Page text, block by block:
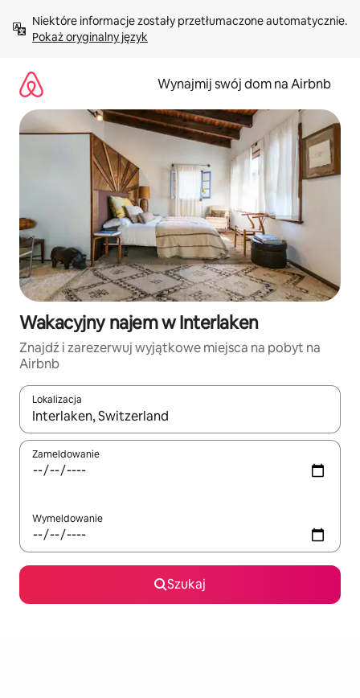
treści Pokaż oryginalny język
Wynajmij swój dom na Airbnb
Wakacyjny najem w Interlaken
Znajdź i zarezerwuj wyjątkowe miejsca na pobyt na
Airbnb
Lokalizacja
Gdy wyniki będą dostępne, możesz poruszać się po nich za
Zameldowanie
Wymeldowanie
Szukaj